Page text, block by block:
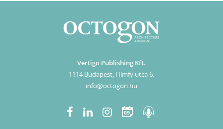
Vertigo Publishing Kft.
1114 Budapest, Himfy utca 6.
info@octogon.hu
09